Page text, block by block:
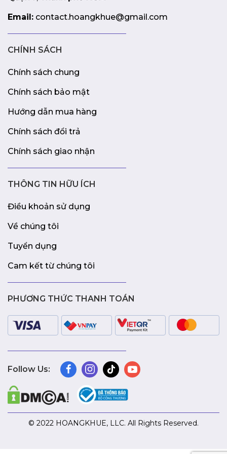
Email: contact.hoangkhue@gmail.com
CHÍNH SÁCH
Chính sách chung
Chính sách bảo mật
Hướng dẫn mua hàng
Chính sách đổi trả
Chính sách giao nhận
THÔNG TIN HỮU ÍCH
Điều khoản sử dụng
Về chúng tôi
Tuyển dụng
Cam kết từ chúng tôi
PHƯƠNG THỨC THANH TOÁN
Follow Us:
© 2022 HOANGKHUE, LLC. All Rights Reserved.